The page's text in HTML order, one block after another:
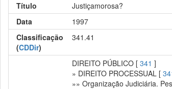
Título
Justiçamorosa?
Data
1997
Classificação
(CDDir)
341.41
DIREITO PÚBLICO [341 ]
» DIREITO PROCESSUAL [
»» Organização Judiciária.